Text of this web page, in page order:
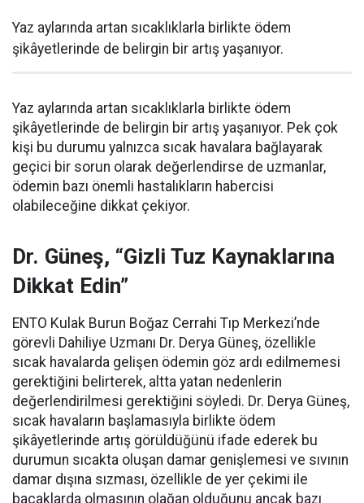
Yaz aylarında artan sıcaklıklarla birlikte ödem
şikâyetlerinde de belirgin bir artış yaşanıyor.
Yaz aylarında artan sıcaklıklarla birlikte ödem
şikâyetlerinde de belirgin bir artış yaşanıyor. Pek çok
kişi bu durumu yalnızca sıcak havalara bağlayarak
geçici bir sorun olarak değerlendirse de uzmanlar,
ödemin bazı önemli hastalıkların habercisi
olabileceğine dikkat çekiyor.
Dr. Güneş, “Gizli Tuz Kaynaklarına
Dikkat Edin”
ENTO Kulak Burun Boğaz Cerrahi Tıp Merkezi’nde
görevli Dahiliye Uzmanı Dr. Derya Güneş, özellikle
sıcak havalarda gelişen ödemin göz ardı edilmemesi
gerektiğini belirterek, altta yatan nedenlerin
değerlendirilmesi gerektiğini söyledi. Dr. Derya Güneş,
sıcak havaların başlamasıyla birlikte ödem
şikâyetlerinde artış görüldüğünü ifade ederek bu
durumun sıcakta oluşan damar genişlemesi ve sıvının
damar dışına sızması, özellikle de yer çekimi ile
bacaklarda olmasının olağan olduğunu ancak bazı